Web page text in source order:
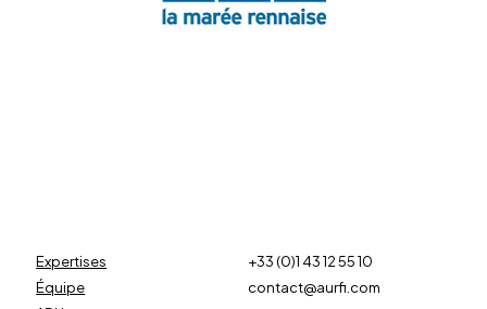
Expertises
Équipe
+33 (0)1 43 12 55 10
contact@aurfi.com